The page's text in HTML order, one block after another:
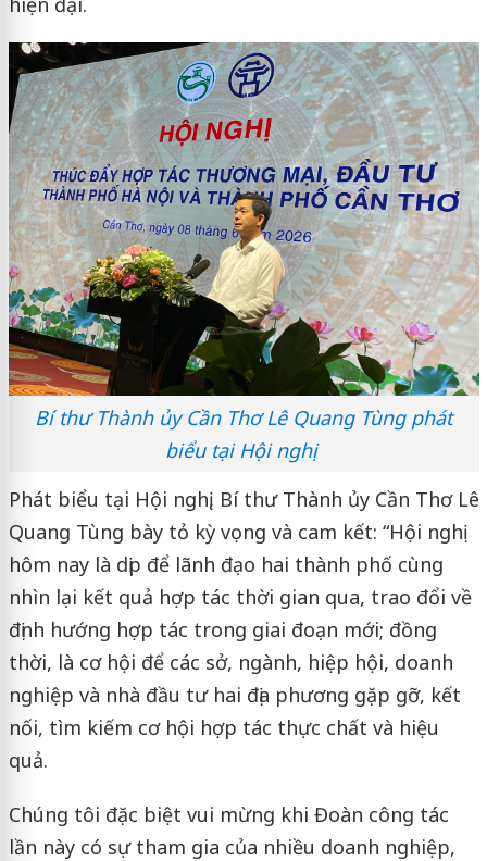
Bí thư Thành ủy Cần Thơ Lê Quang Tùng phát
biểu tại Hội nghị
Phát biểu tại Hội nghị, Bí thư Thành ủy Cần Thơ Lê
Quang Tùng bày tỏ kỳ vọng và cam kết: “Hội nghị
hôm nay là dịp để lãnh đạo hai thành phố cùng
nhìn lại kết quả hợp tác thời gian qua, trao đổi về
định hướng hợp tác trong giai đoạn mới; đồng
thời, là cơ hội để các sở, ngành, hiệp hội, doanh
nghiệp và nhà đầu tư hai địa phương gặp gỡ, kết
nối, tìm kiếm cơ hội hợp tác thực chất và hiệu
quả.
Chúng tôi đặc biệt vui mừng khi Đoàn công tác
lần này có sự tham gia của nhiều doanh nghiệp,